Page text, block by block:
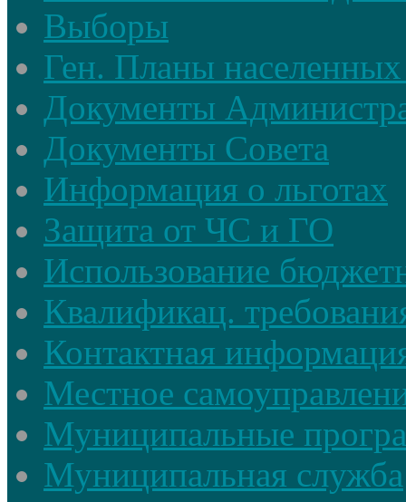
Выборы
Ген. Планы
Документы
Документы Совета
Информация о льготах
Защита от ЧС и ГО
Использование
Квалификац.
Контактная
Местное
Муниципальные
Муниципальная служба